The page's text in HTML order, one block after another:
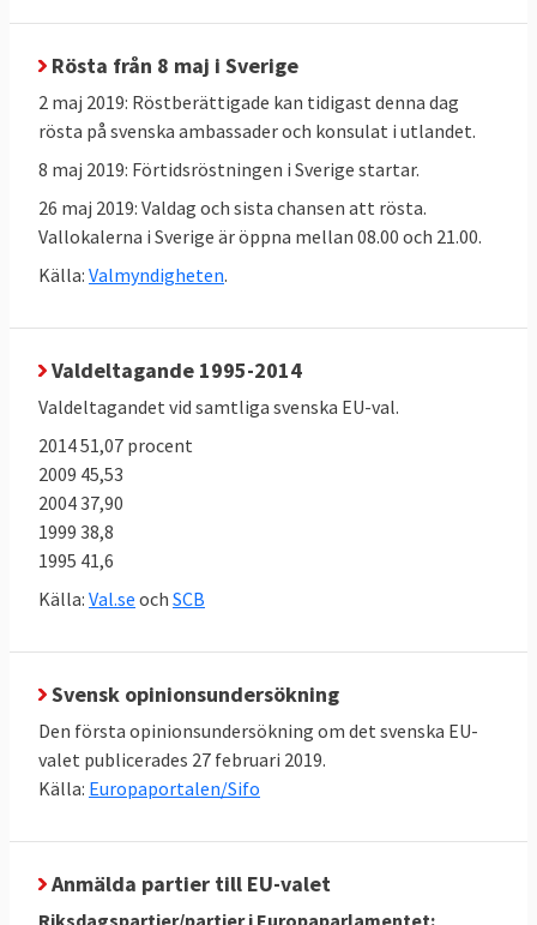
Europeiska vänsterpartiet:
Violeta Tomič, slovensk parlamentariker
Nico Cue, belgisk metallfacksledare
Liberala Alde:
Väntas presenterar flera toppkandidater 21
mars
Bakgrund
maj 2019. För svensk del betyder det att EU-
valet genomförs söndagen den 26 maj.
Antalet platser i Europaparlamentet efter
EU-valet minskas från 751 till 705 på grund
av att
Antalet svenska Europaparlamentariker
kommer att öka från 20 till 21 folkvalda.
parlamentet för att uppnå en bättre
proportionalitet i förhållande till
folkmängden.
minst fyra procent av rösterna för att
Rösta från 8 maj i Sverige
2 maj 2019: Röstberättigade kan tidigast denna dag
rösta på svenska ambassader och konsulat i utlandet.
8 maj 2019: Förtidsröstningen i Sverige startar.
26 maj 2019: Valdag och sista chansen att rösta.
Vallokalerna i Sverige är öppna mellan 08.00 och 21.00.
Källa: Valmyndigheten.
Valdeltagande 1995-2014
Valdeltagandet vid samtliga svenska EU-val.
2014 51,07 procent
2009 45,53
2004 37,90
1999 38,8
1995 41,6
Källa: Val.se och SCB
Svensk opinionsundersökning
Den första opinionsundersökning om det svenska EU-
valet publicerades 27 februari 2019.
Källa: Europaportalen/Sifo
Anmälda partier till EU-valet
Riksdagspartier/partier i Europaparlamentet: